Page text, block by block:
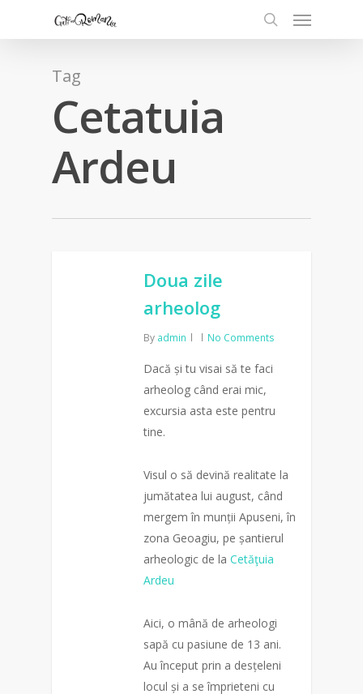
Tag
Cetatuia
Ardeu
Doua zile
arheolog
By admin No Comments
Dacă și tu visai să te faci
arheolog când erai mic,
excursia asta este pentru
tine.
Visul o să devină realitate la
jumătatea lui august, când
mergem în munții Apuseni, în
zona Geoagiu, pe șantierul
arheologic de la Cetăţuia
Ardeu
Aici, o mână de arheologi
sapă cu pasiune de 13 ani.
Au început prin a desțeleni
locul și a se împrieteni cu